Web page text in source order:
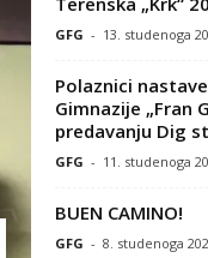
GFG - 13. studenoga
Polaznici
Gimnazije „Fran
predavanju Dig
GFG - 11. studenoga
BUEN CAMINO!
GFG - 8. studenoga